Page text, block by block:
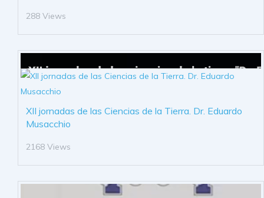
288 Views
XII jornadas de las Ciencias de la Tierra. Dr. Eduardo
Musacchio
2168 Views